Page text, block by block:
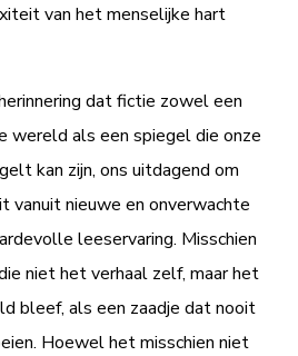
van het menselijke hart
dat fictie zowel een
wereld als een spiegel die onze
kan zijn, ons uitdagend om
vanuit nieuwe en onverwachte
leeservaring. Misschien
niet het verhaal zelf, maar het
bleef, als een zaadje dat nooit
Hoewel het misschien niet